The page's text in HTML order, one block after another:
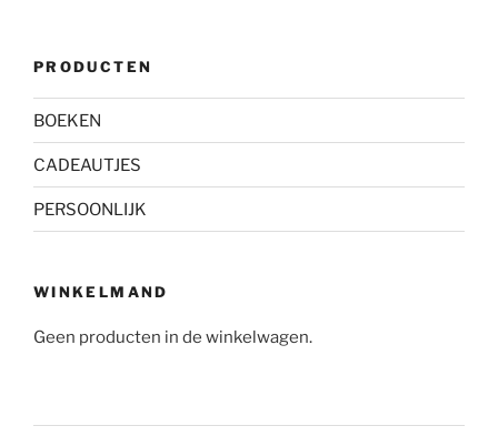
PRODUCTEN
BOEKEN
CADEAUTJES
PERSOONLIJK
WINKELMAND
Geen producten in de winkelwagen.